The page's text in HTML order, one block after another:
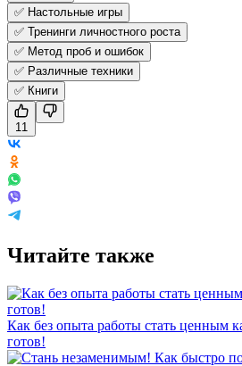
✅ Настольные игры
✅ Тренинги личностного роста
✅ Метод проб и ошибок
✅ Различные техники
✅ Книги
11
Читайте также
Как без опыта работы стать ценным
готов!